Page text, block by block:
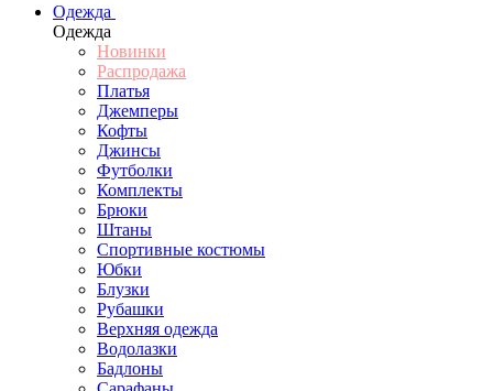
Одежда
Одежда
Новинки
Распродажа
Платья
Джемперы
Кофты
Джинсы
Футболки
Комплекты
Брюки
Штаны
Спортивные костюмы
Юбки
Блузки
Рубашки
Верхняя одежда
Водолазки
Бадлоны